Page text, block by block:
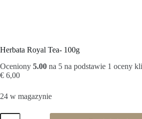
Herbata Royal Tea- 100g
Oceniony 5.00 na 5 na podstawie 1 oceny
€ 6,00
24 w magazynie
ilość